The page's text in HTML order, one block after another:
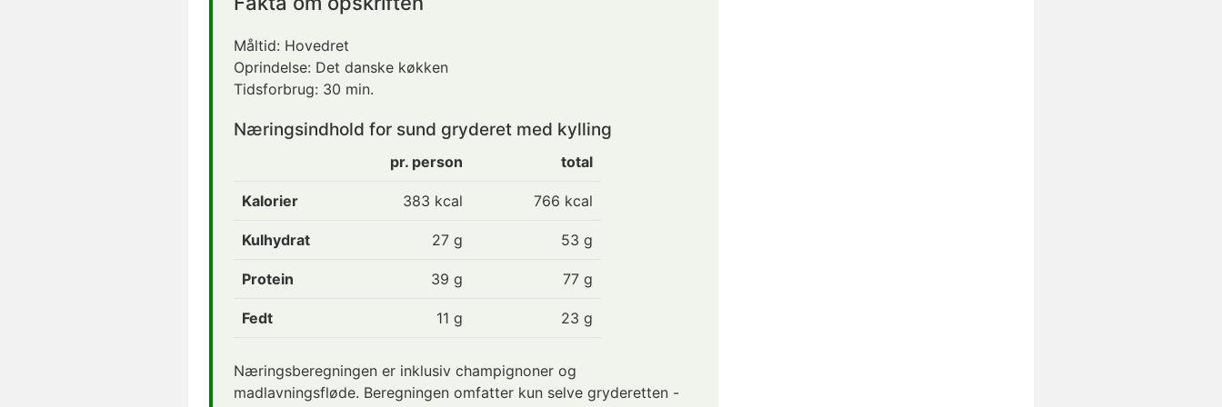
Måltid: Hovedret
Oprindelse: Det danske køkken
Tidsforbrug: 30 min.
Næringsindhold for sund gryderet med kylling
pr. person total
Kalorier 383 kcal 766 kcal
Kulhydrat 27 g 53 g
Protein 39 g 77 g
Fedt 11 g 23 g
Næringsberegningen er inklusiv champignoner og
madlavningsfløde. Beregningen omfatter kun selve gryderetten -